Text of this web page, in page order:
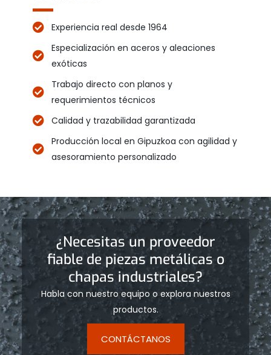
Experiencia real desde 1964
Especialización en aceros y aleaciones
exóticas
Trabajo directo con planos y
requerimientos técnicos
Calidad y trazabilidad garantizada
Producción local en Gipuzkoa con agilidad y
asesoramiento personalizado
¿Necesitas un proveedor
fiable de piezas metálicas o
chapas industriales?
Habla con nuestro equipo o explora nuestros
productos.
CONTÁCTANOS